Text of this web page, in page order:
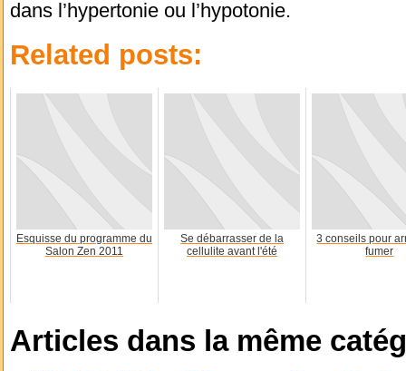
dans l’hypertonie ou l’hypotonie.
Related posts:
Esquisse du programme du
Salon Zen 2011
Se débarrasser de la
cellulite avant l'été
3 conseils pour
fumer
Articles dans la même